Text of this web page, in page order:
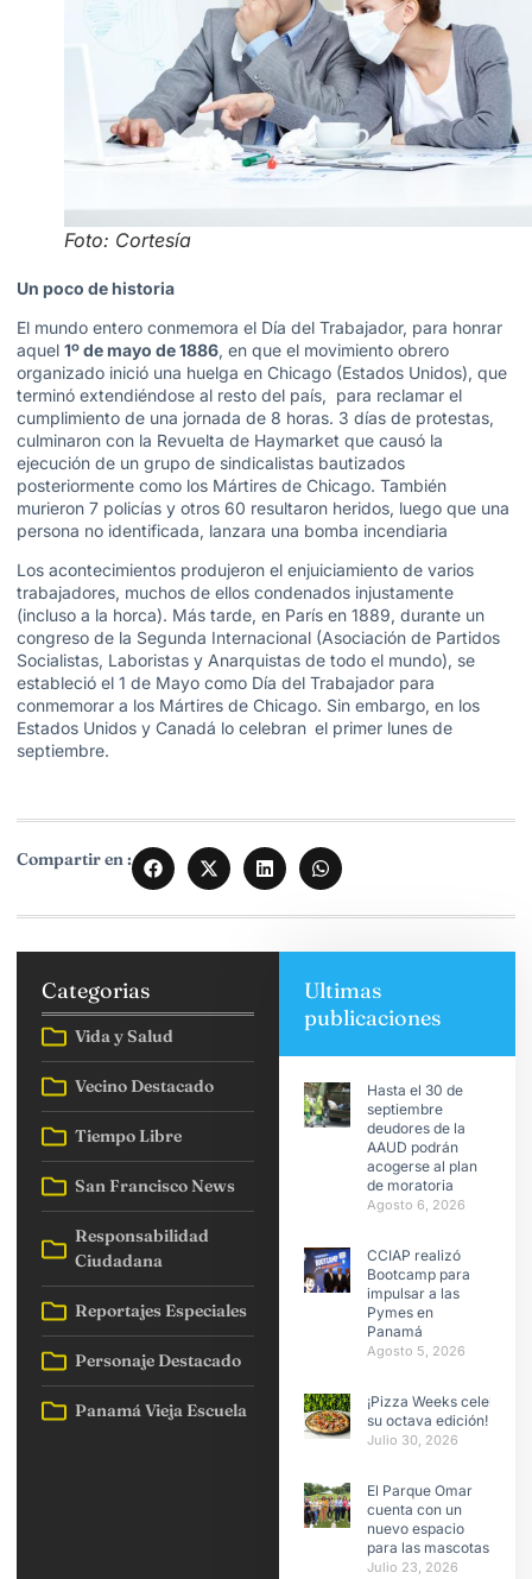
Foto: Cortesía
Un poco de historia
El mundo entero conmemora el Día del Trabajador, para honrar
aquel 1º de mayo de 1886, en que el movimiento obrero
organizado inició una huelga en Chicago (Estados Unidos), que
terminó extendiéndose al resto del país, para reclamar el
cumplimiento de una jornada de 8 horas. 3 días de protestas,
culminaron con la Revuelta de Haymarket que causó la
ejecución de un grupo de sindicalistas bautizados
posteriormente como los Mártires de Chicago. También
murieron 7 policías y otros 60 resultaron heridos, luego que una
persona no identificada, lanzara una bomba incendiaria
Los acontecimientos produjeron el enjuiciamiento de varios
trabajadores, muchos de ellos condenados injustamente
(incluso a la horca). Más tarde, en París en 1889, durante un
congreso de la Segunda Internacional (Asociación de Partidos
Socialistas, Laboristas y Anarquistas de todo el mundo), se
estableció el 1 de Mayo como Día del Trabajador para
conmemorar a los Mártires de Chicago. Sin embargo, en los
Estados Unidos y Canadá lo celebran el primer lunes de
septiembre.
Compartir en :
Categorias
Vida y Salud
Vecino Destacado
Tiempo Libre
San Francisco News
Responsabilidad
Ciudadana
Reportajes Especiales
Personaje Destacado
Panamá Vieja Escuela
Ultimas
publicaciones
Hasta el 30 de
septiembre
deudores de la
AAUD podrán
acogerse al plan
de moratoria
Agosto 6, 2026
CCIAP realizó
Bootcamp para
impulsar a las
Pymes en
Panamá
Agosto 5, 2026
¡Pizza Weeks celebra
su octava edición!
Julio 30, 2026
El Parque Omar
cuenta con un
nuevo espacio
para las mascotas
Julio 23, 2026